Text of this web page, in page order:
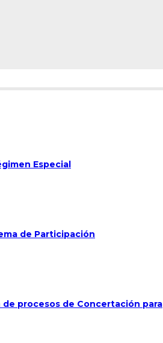
Especial
de Participación
procesos de Concertación para